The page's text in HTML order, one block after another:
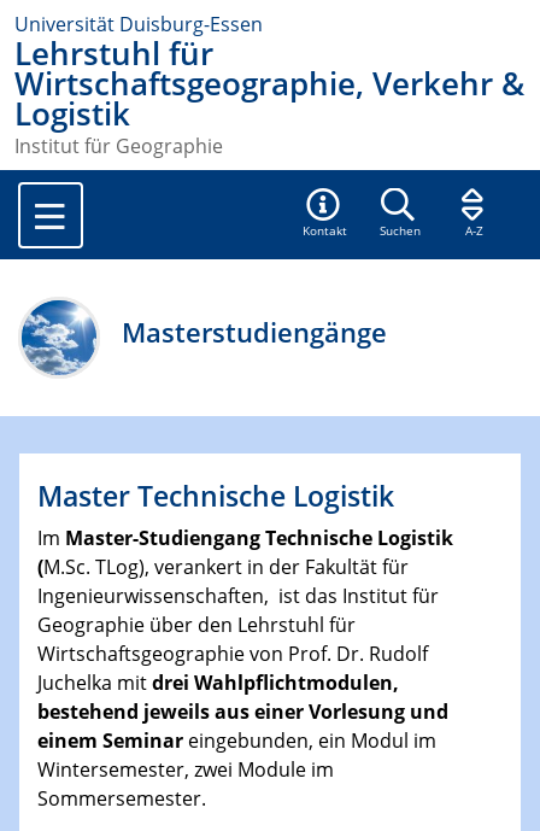
Universität Duisburg-Essen
Lehrstuhl für
Wirtschaftsgeographie, Verkehr &
Logistik
Institut für Geographie
Kontakt Suchen A-Z
Masterstudiengänge
Master Technische Logistik
Im Master-Studiengang Technische Logistik
(M.Sc. TLog), verankert in der Fakultät für
Ingenieurwissenschaften, ist das Institut für
Geographie über den Lehrstuhl für
Wirtschaftsgeographie von Prof. Dr. Rudolf
Juchelka mitdrei Wahlpflichtmodulen,
bestehend jeweils aus einer Vorlesung und
einem Seminar eingebunden, ein Modul im
Wintersemester, zwei Module im
Sommersemester.